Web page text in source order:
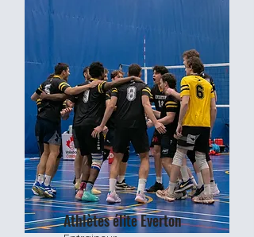
Athlètes élite Everton